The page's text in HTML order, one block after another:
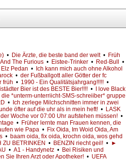
• Die Ärzte, die beste band der welt • Früh
The Furious • Eistee-Trinker • Red-Bull •
Elz Pedan • Ich kann mich auch ohne Alkohol
• der Fußballgott aller Götter der fc
früh • 1990 - Ein Qualitätsjahrgang!!!!! •
Bier ist des BESTE Bier!!!! • I love Black
die *unterm-unterriicht-SMS-schreiiber* gruppe
• Ich zerlege Milchschnitten immer in zwei
öfter auf die uhr als in mein heft! • LASK
Woche vor 07:00 Uhr aufstehen müssen! •
• Früher lernte man Frauen kennen, die
wie Papa • Fix Oida, Im Woid Oida, Am
• baam oida, fix oida, krochn oida, wos gehd
ZU BETRINKEN • BENZIN riecht geil! • ►
• A1 - Handynetz • Bei Risiken und
Sie Ihren Arzt oder Apotheker! • UEFA